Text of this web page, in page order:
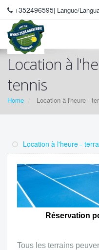
+352496595 | Langue/
Location à
tennis
Home Location à l'heure -
Location à l'heure -
Réservation
Tous les terrains